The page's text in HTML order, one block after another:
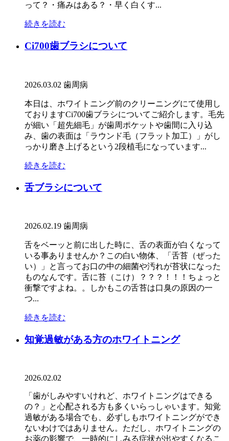
って？・痛みはある？・早く白くす...
続きを読む
Ci700歯ブラシについて
2026.03.02 歯周病
本日は、ホワイトニング前のクリーニングにて使用し
ておりますCi700歯ブラシについてご紹介します。毛先
が細い「超先細毛」が歯周ポケットや歯間に入り込
み、歯の表面は「ラウンド毛（フラット加工）」がし
っかり磨き上げるという2段植毛になっています...
続きを読む
舌ブラシについて
2026.02.19 歯周病
舌をベーッと前に出した時に、舌の表面が白くなって
いる事ありませんか？この白い物体、「舌苔（ぜった
い）」と言ってお口の中の細菌や汚れが苔状になった
ものなんです。舌に苔（こけ）？？？！！！ちょっと
衝撃ですよね。。しかもこの舌苔は口臭の原因の一
つ...
続きを読む
知覚過敏がある方のホワイトニング
2026.02.02
「歯がしみやすいけれど、ホワイトニングはできる
の？」と心配される方も多くいらっしゃいます。知覚
過敏がある場合でも、必ずしもホワイトニングができ
ないわけではありません。ただし、ホワイトニングの
お薬の影響で、一時的にしみる症状が出やすくなるこ